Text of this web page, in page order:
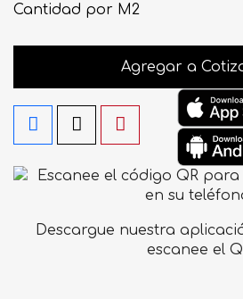
Cantidad por M2
Agregar a
Descargue nuestra
escanee el